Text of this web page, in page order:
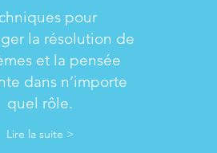
pour
la résolution de
et la pensée
dans n’importe
quel rôle.
Lire la suite >